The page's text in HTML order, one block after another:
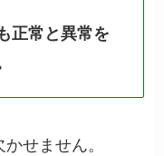
正常と異常を
かせません。